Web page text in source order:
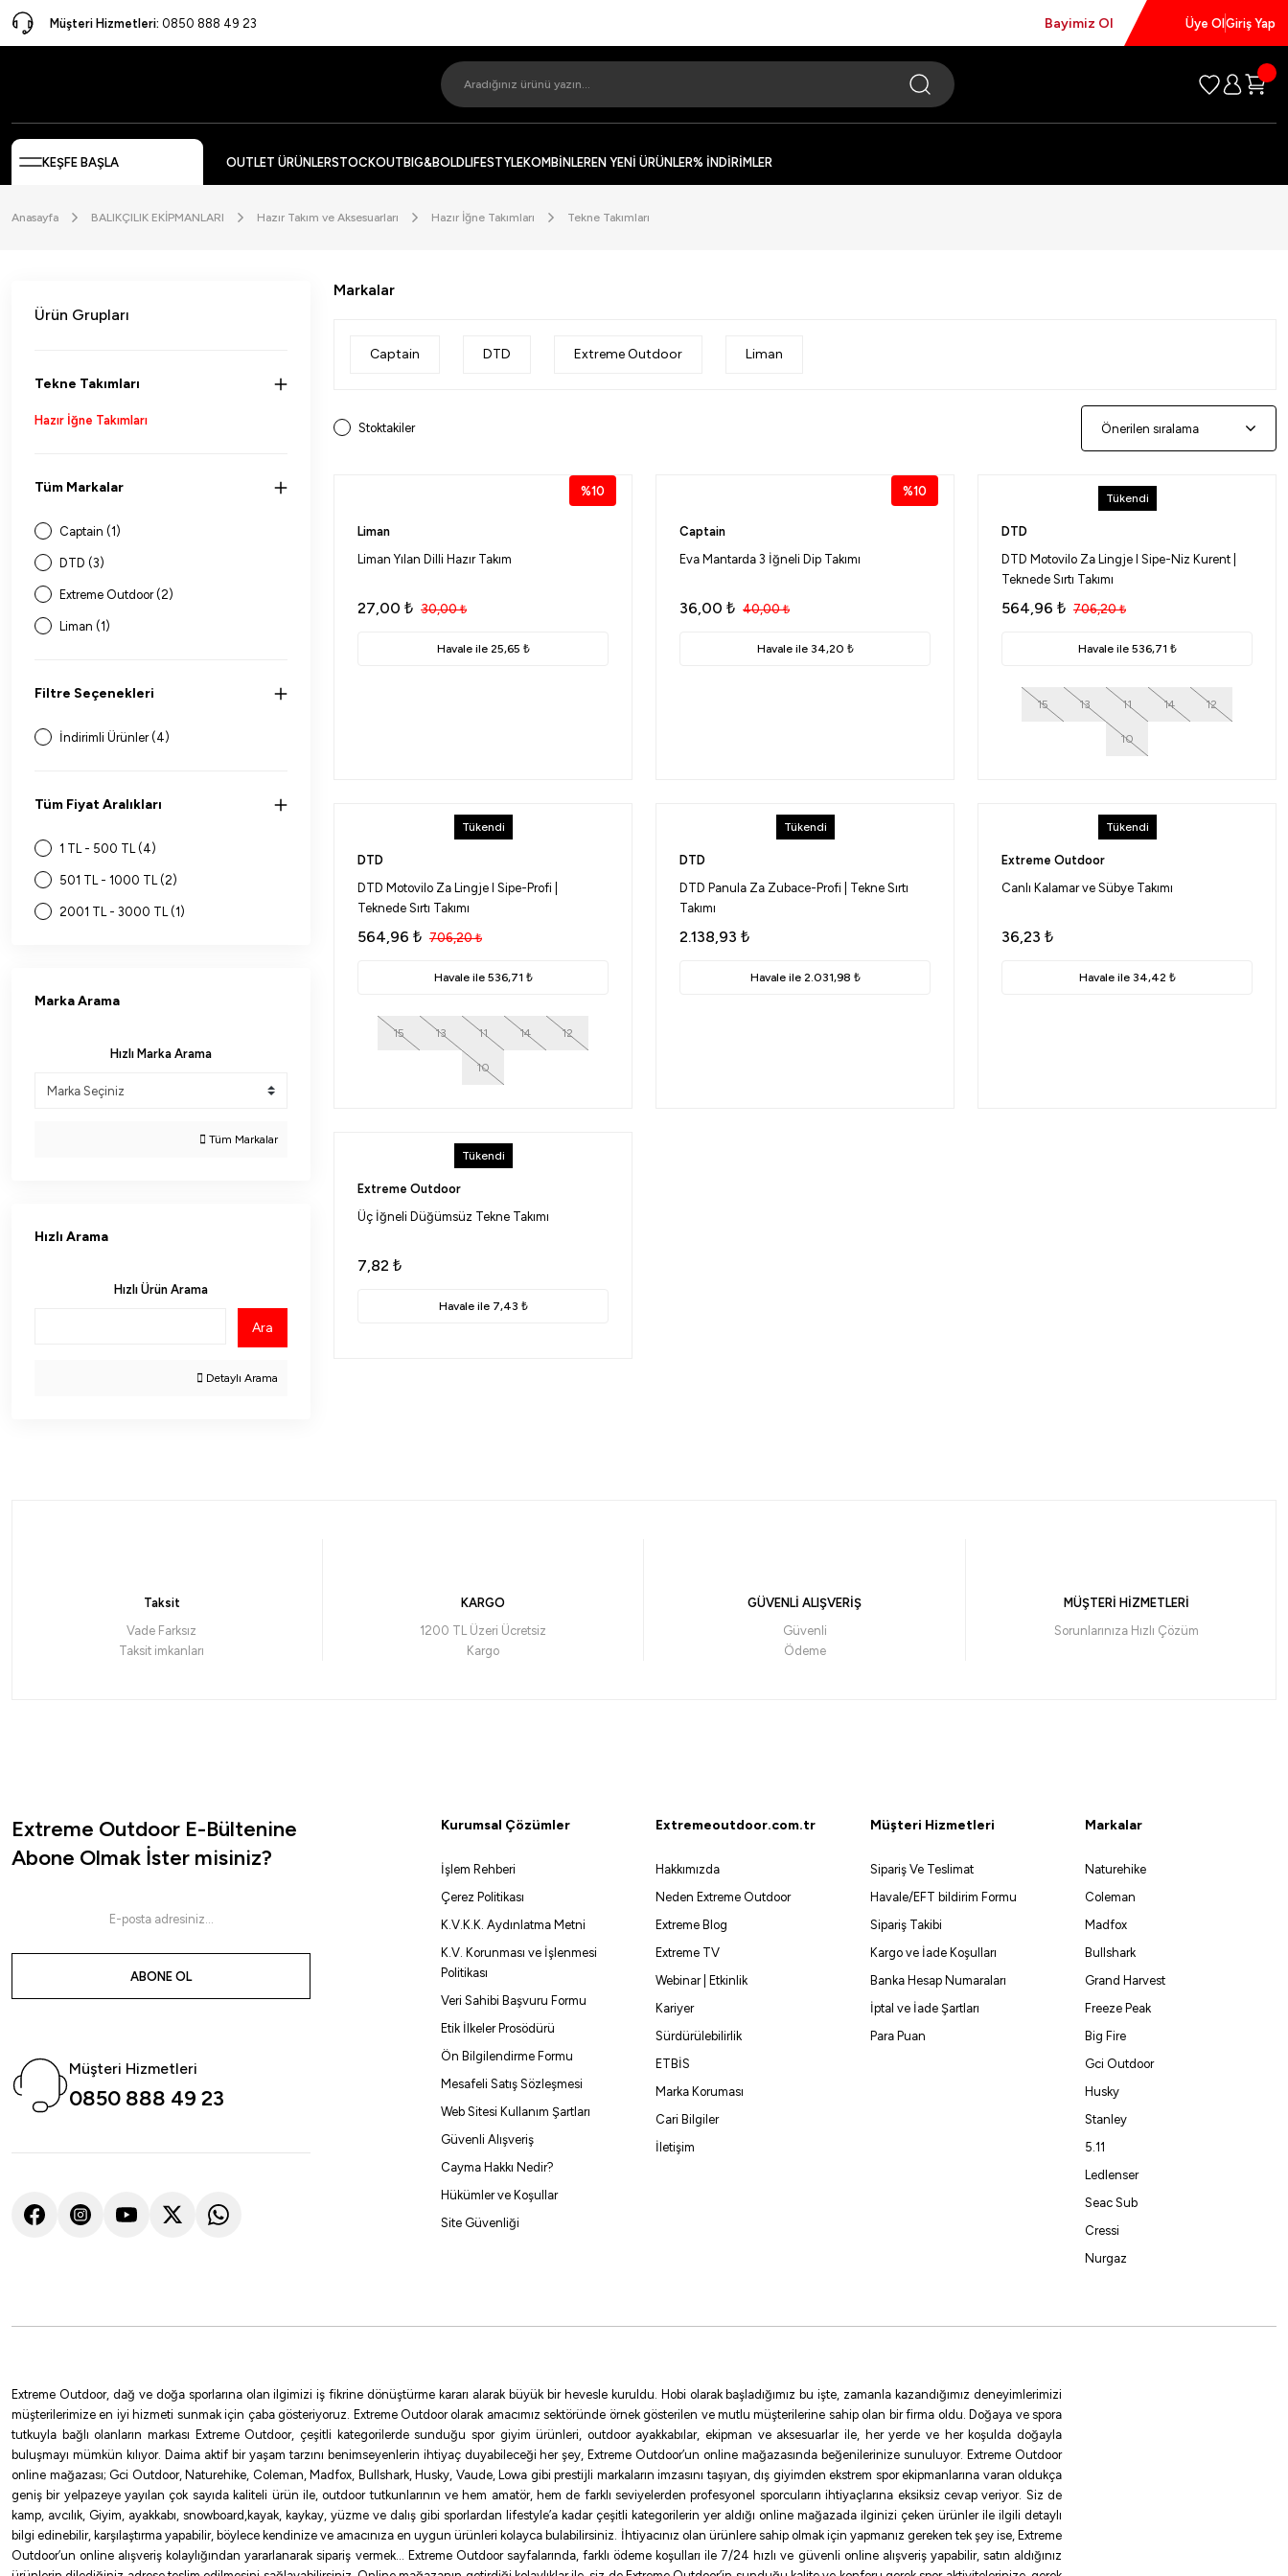
Müşteri Hizmetleri: 0850 888 49 23 Bayimiz Ol Üye OlGiriş Yap
KEŞFE BAŞLA OUTLET ÜRÜNLERSTOCKOUTBIG&BOLDLIFESTYLEKOMBİNLEREN YENİ ÜRÜNLER% İNDİRİMLER
Anasayfa BALIKÇILIK EKİPMANLARI Hazır Takım ve Aksesuarları Hazır İğne Takımları Tekne Takımları
Ürün Grupları
Tekne Takımları
Hazır İğne Takımları
Tüm Markalar
Captain (1)
DTD (3)
Extreme Outdoor (2)
Liman (1)
Filtre Seçenekleri
İndirimli Ürünler (4)
Tüm Fiyat Aralıkları
1 TL - 500 TL (4)
501 TL - 1000 TL (2)
2001 TL - 3000 TL (1)
Marka Arama
Hızlı Marka Arama
Tüm Markalar
Hızlı Arama
Hızlı Ürün Arama
Ara
Detaylı Arama
Markalar
Captain DTD Extreme Outdoor Liman
Stoktakiler
%10
Liman
Liman Yılan Dilli Hazır Takım
27,00 ₺ 30,00₺
Havale ile 25,65 ₺
%10
Captain
Eva Mantarda 3 İğneli Dip Takımı
36,00 ₺ 40,00₺
Havale ile 34,20 ₺
Tükendi
DTD
DTD Motovilo Za Lingje I Sipe-Niz Kurent |
Teknede Sırtı Takımı
564,96 ₺ 706,20₺
Havale ile 536,71 ₺
15 13 11 14 12
10
Tükendi
DTD
DTD Motovilo Za Lingje I Sipe-Profi |
Teknede Sırtı Takımı
564,96 ₺ 706,20₺
Havale ile 536,71 ₺
15 13 11 14 12
10
Tükendi
DTD
DTD Panula Za Zubace-Profi | Tekne Sırtı
Takımı
2.138,93 ₺
Havale ile 2.031,98 ₺
Tükendi
Extreme Outdoor
Canlı Kalamar ve Sübye Takımı
36,23 ₺
Havale ile 34,42 ₺
Tükendi
Extreme Outdoor
Üç İğneli Düğümsüz Tekne Takımı
7,82 ₺
Havale ile 7,43 ₺
Taksit
Vade Farksız
Taksit imkanları
KARGO
1200 TL Üzeri Ücretsiz
Kargo
GÜVENLİ ALIŞVERİŞ
Güvenli
Ödeme
MÜŞTERİ HİZMETLERİ
Sorunlarınıza Hızlı Çözüm
Extreme Outdoor E-Bültenine
Abone Olmak İster misiniz?
ABONE OL
Müşteri Hizmetleri
0850 888 49 23
Kurumsal Çözümler
İşlem Rehberi
Çerez Politikası
K.V.K.K. Aydınlatma Metni
K.V. Korunması ve İşlenmesi
Politikası
Veri Sahibi Başvuru Formu
Etik İlkeler Prosödürü
Ön Bilgilendirme Formu
Mesafeli Satış Sözleşmesi
Web Sitesi Kullanım Şartları
Güvenli Alışveriş
Cayma Hakkı Nedir?
Hükümler ve Koşullar
Site Güvenliği
Extremeoutdoor.com.tr
Hakkımızda
Neden Extreme Outdoor
Extreme Blog
Extreme TV
Webinar | Etkinlik
Kariyer
Sürdürülebilirlik
ETBİS
Marka Koruması
Cari Bilgiler
İletişim
Müşteri Hizmetleri
Sipariş Ve Teslimat
Havale/EFT bildirim Formu
Sipariş Takibi
Kargo ve İade Koşulları
Banka Hesap Numaraları
İptal ve İade Şartları
Para Puan
Markalar
Naturehike
Coleman
Madfox
Bullshark
Grand Harvest
Freeze Peak
Big Fire
Gci Outdoor
Husky
Stanley
5.11
Ledlenser
Seac Sub
Cressi
Nurgaz
Extreme Outdoor, dağ ve doğa sporlarına olan ilgimizi iş fikrine dönüştürme kararı alarak büyük bir hevesle kuruldu. Hobi olarak başladığımız bu işte, zamanla kazandığımız deneyimlerimizi
müşterilerimize en iyi hizmeti sunmak için çaba gösteriyoruz. Extreme Outdoor olarak amacımız sektöründe örnek gösterilen ve mutlu müşterilerine sahip olan bir firma oldu. Doğaya ve spora
tutkuyla bağlı olanların markası Extreme Outdoor, çeşitli kategorilerde sunduğu spor giyim ürünleri, outdoor ayakkabılar, ekipman ve aksesuarlar ile, her yerde ve her koşulda doğayla
buluşmayı mümkün kılıyor. Daima aktif bir yaşam tarzını benimseyenlerin ihtiyaç duyabileceği her şey, Extreme Outdoor’un online mağazasında beğenilerinize sunuluyor. Extreme Outdoor
online mağazası; Gci Outdoor, Naturehike, Coleman, Madfox, Bullshark, Husky, Vaude, Lowa gibi prestijli markaların imzasını taşıyan, dış giyimden ekstrem spor ekipmanlarına varan oldukça
geniş bir yelpazeye yayılan çok sayıda kaliteli ürün ile, outdoor tutkunlarının ve hem amatör, hem de farklı seviyelerden profesyonel sporcuların ihtiyaçlarına eksiksiz cevap veriyor. Siz de
kamp, avcılık, Giyim, ayakkabı, snowboard,kayak, kaykay, yüzme ve dalış gibi sporlardan lifestyle’a kadar çeşitli kategorilerin yer aldığı online mağazada ilginizi çeken ürünler ile ilgili detaylı
bilgi edinebilir, karşılaştırma yapabilir, böylece kendinize ve amacınıza en uygun ürünleri kolayca bulabilirsiniz. İhtiyacınız olan ürünlere sahip olmak için yapmanız gereken tek şey ise, Extreme
Outdoor’un online alışveriş kolaylığından yararlanarak sipariş vermek… Extreme Outdoor sayfalarında, farklı ödeme koşulları ile 7/24 hızlı ve güvenli online alışveriş yapabilir, satın aldığınız